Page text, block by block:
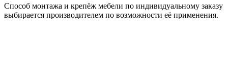
Способ монтажа и крепёж мебели по индивидуальному заказу
выбирается производителем по возможности её применения.